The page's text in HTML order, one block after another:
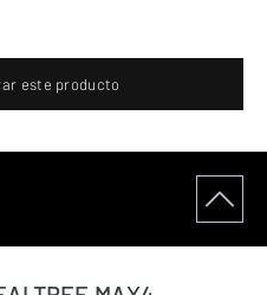
este producto